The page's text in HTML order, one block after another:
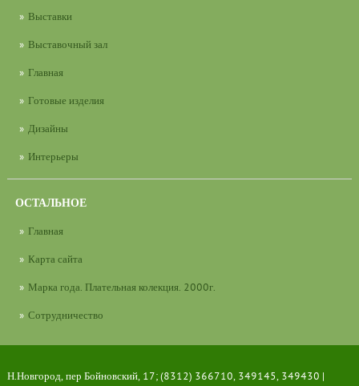
Выставки
Выставочный зал
Главная
Готовые изделия
Дизайны
Интерьеры
ОСТАЛЬНОЕ
Главная
Карта сайта
Марка года. Плательная колекция. 2000г.
Сотрудничество
Н.Новгород, пер Бойновский, 17; (8312) 366710, 349145, 349430 |